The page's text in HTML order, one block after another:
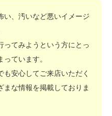
い、汚いなど悪いイメージ
ってみようという方にとっ
ています。
安心してご来店いただく
まな情報を掲載しておりま